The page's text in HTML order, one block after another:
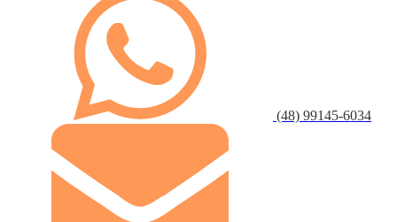
(48) 99145-6034